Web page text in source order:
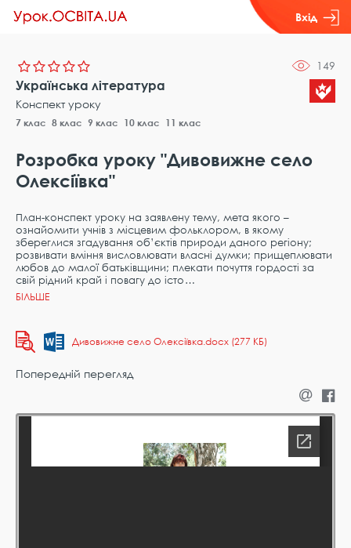
Вхід
149
Українська література
Конспект уроку
7 клас 8 клас 9 клас 10 клас 11 клас
Розробка уроку "Дивовижне село
Олексіївка"
План-конспект уроку на заявлену тему, мета якого –
ознайомити учнів з місцевим фольклором, в якому
збереглися згадування об’єктів природи даного регіону;
розвивати вміння висловлювати власні думки; прищеплювати
любов до малої батьківщини; плекати почуття гордості за
свій рідний край і повагу до істо
Дивовижне село Олексіївка.docx (277 КБ)
Попередній перегляд